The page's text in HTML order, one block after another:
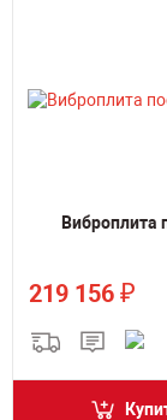
Виброплита
219 156 ₽